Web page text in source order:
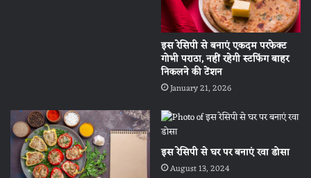
इस रेसिपी से बनाएं एकदम परफेक्ट
गोभी पराठा, नहीं रहेगी स्टफिंग बाहर
निकलने की टेंशन
January 21, 2026
इस रेसिपी से घर पर बनाएं रवा डोसा
August 13, 2024